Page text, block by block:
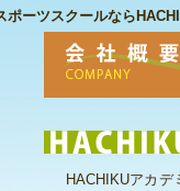
ポーツスクールなら
HACHIKUアカ